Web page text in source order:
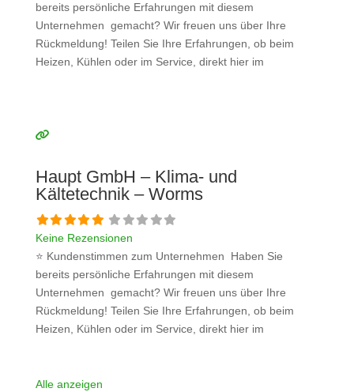
bereits persönliche Erfahrungen mit diesem
Unternehmen gemacht? Wir freuen uns über Ihre
Rückmeldung! Teilen Sie Ihre Erfahrungen, ob beim
Heizen, Kühlen oder im Service, direkt hier im
bitte mit konkreten Details an und bleiben
Haupt GmbH – Klima- und
Kältetechnik – Worms
Keine Rezensionen
⭐ Kundenstimmen zum Unternehmen Haben Sie
bereits persönliche Erfahrungen mit diesem
Unternehmen gemacht? Wir freuen uns über Ihre
Rückmeldung! Teilen Sie Ihre Erfahrungen, ob beim
Heizen, Kühlen oder im Service, direkt hier im
Sie eine kritische Meinung äußern, so geben Sie diese
Alle anzeigen